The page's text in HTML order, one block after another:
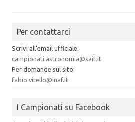
Per contattarci
Scrivi all'email ufficiale:
campionati.astronomia@sait.it
Per domande sul sito:
fabio.vitello@inaf.it
I Campionati su Facebook